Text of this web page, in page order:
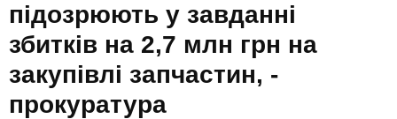
підозрюють у завданні
збитків на 2,7 млн ​​грн на
закупівлі запчастин, -
прокуратура